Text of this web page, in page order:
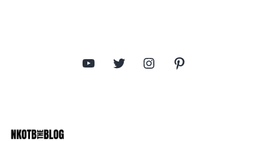
YouTube Twitter Instagram